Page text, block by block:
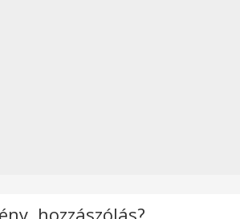
hozzászólás?